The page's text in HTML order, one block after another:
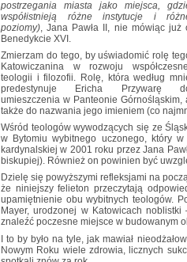
postrzegania miasta jako miejsca,
współistnieją różne instytucje i
poziomy), Jana Pawła II, nie mówiąc już
Benedykcie XVI.
Zmierzam do tego, by uświadomić rolę
Katowiczanina w rozwoju
teologii i filozofii. Rolę, która według
predestynuje Ericha Przywarę
umieszczenia w Panteonie Górnośląskim,
także do nazwania jego imieniem (co
Wśród teologów wywodzących się ze
w Bytomiu wybitnego uczonego, który
kardynalskiej w 2001 roku przez Jana
biskupiej). Również on powinien być
Dzielę się powyższymi refleksjami na
że niniejszy felieton przeczytają
upamiętnienie obu wybitnych teologów.
Mayer, urodzonej w Katowicach
znaleźć poczesne miejsce w budowanym
I to by było na tyle, jak mawiał
Nowym Roku wiele zdrowia, licznych